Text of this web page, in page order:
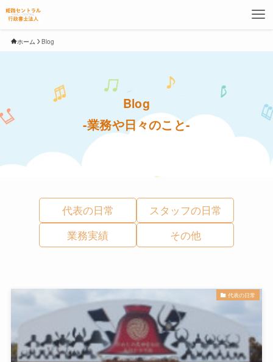
ホーム Blog
Blog
-業務や日々のこと-
代表の日常
スタッフの日常
業務実績
その他
代表の日常